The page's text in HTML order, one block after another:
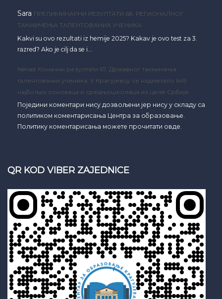
Sara ПРЕЛИМИНАРНИ РЕЗУЛТАТИ 68. РЕГИОНАЛНОГ
ТАКМИЧЕЊА ТАЛЕНТОВАНИХ УЧЕНИКА
Kakvi su ovo rezultati iz hemije 2025? Kakav je ovo test za 3.
razred? Ako je cilj da se i…
Nenad Коначни резултати 67. Државног такмичења
талентованих ученика: У Крагујевцу се надметало 649
најбољих основаца и средњошколаца из целе Србије
Поједини коментари нису дозвољени јер нису у складу са
политиком коментарисања Центра за образовање.
Политику коментарисања можете прочитати овде.
QR KOD VIBER ZAJEDNICE